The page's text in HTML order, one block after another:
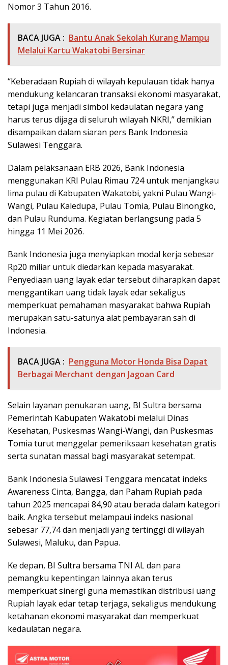
Nomor 3 Tahun 2016.
BACA JUGA : Bantu Anak Sekolah Kurang Mampu
Melalui Kartu Wakatobi Bersinar
“Keberadaan Rupiah di wilayah kepulauan tidak hanya
mendukung kelancaran transaksi ekonomi masyarakat,
tetapi juga menjadi simbol kedaulatan negara yang
harus terus dijaga di seluruh wilayah NKRI,” demikian
disampaikan dalam siaran pers Bank Indonesia
Sulawesi Tenggara.
Dalam pelaksanaan ERB 2026, Bank Indonesia
menggunakan KRI Pulau Rimau 724 untuk menjangkau
lima pulau di Kabupaten Wakatobi, yakni Pulau Wangi-
Wangi, Pulau Kaledupa, Pulau Tomia, Pulau Binongko,
dan Pulau Runduma. Kegiatan berlangsung pada 5
hingga 11 Mei 2026.
Bank Indonesia juga menyiapkan modal kerja sebesar
Rp20 miliar untuk diedarkan kepada masyarakat.
Penyediaan uang layak edar tersebut diharapkan dapat
menggantikan uang tidak layak edar sekaligus
memperkuat pemahaman masyarakat bahwa Rupiah
merupakan satu-satunya alat pembayaran sah di
Indonesia.
BACA JUGA : Pengguna Motor Honda Bisa Dapat
Berbagai Merchant dengan Jagoan Card
Selain layanan penukaran uang, BI Sultra bersama
Pemerintah Kabupaten Wakatobi melalui Dinas
Kesehatan, Puskesmas Wangi-Wangi, dan Puskesmas
Tomia turut menggelar pemeriksaan kesehatan gratis
serta sunatan massal bagi masyarakat setempat.
Bank Indonesia Sulawesi Tenggara mencatat indeks
Awareness Cinta, Bangga, dan Paham Rupiah pada
tahun 2025 mencapai 84,90 atau berada dalam kategori
baik. Angka tersebut melampaui indeks nasional
sebesar 77,74 dan menjadi yang tertinggi di wilayah
Sulawesi, Maluku, dan Papua.
Ke depan, BI Sultra bersama TNI AL dan para
pemangku kepentingan lainnya akan terus
memperkuat sinergi guna memastikan distribusi uang
Rupiah layak edar tetap terjaga, sekaligus mendukung
ketahanan ekonomi masyarakat dan memperkuat
kedaulatan negara.